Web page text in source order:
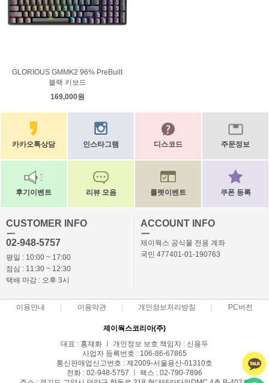
GLORIOUS GMMK2 96% PreBuilt
블랙 키보드
169,000원
카카오톡상담 인스타그램 디스코드 주문정보
후기이벤트 리뷰 모음 룰렛이벤트 쿠폰 등록
CUSTOMER INFO
ㅡ
02-948-5757
평일 : 10:00 ~ 17:00
점심 : 11:30 ~ 12:30
택배 마감 : 오후 3시
ACCOUNT INFO
ㅡ
제이웍스 공식몰 전용 계좌
국민 477401-01-190763
이용안내 이용약관 개인정보처리방침 PC버전
제이웍스코리아(주)
대표 : 홍재화 ㅣ 개인정보 보호 책임자 : 신용두
사업자 등록번호 : 106-86-67865
통신판매업신고번호 : 제2009-서울용산-01310호
전화 : 02-948-5757 ㅣ 팩스 : 02-790-7896